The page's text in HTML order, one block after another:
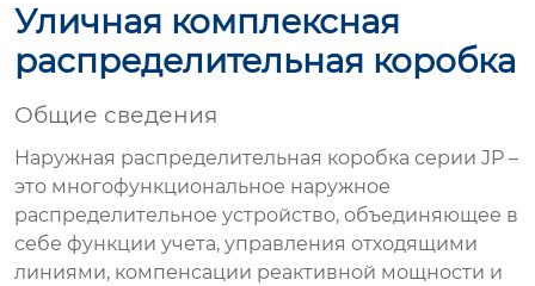
Уличная комплексная
распределительная коробка
Общие сведения
Наружная распределительная коробка серии JP –
это многофункциональное наружное
распределительное устройство, объединяющее в
себе функции учета, управления отходящими
линиями, компенсации реактивной мощности и